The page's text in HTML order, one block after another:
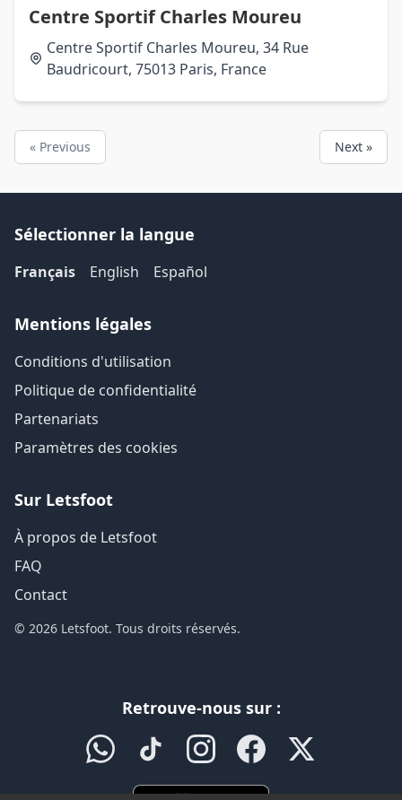
Centre Sportif Charles Moureu
Centre Sportif Charles Moureu, 34 Rue
Baudricourt, 75013 Paris, France
« Previous Next »
Sélectionner la langue
Français English Español
Mentions légales
Conditions d'utilisation
Politique de confidentialité
Partenariats
Paramètres des cookies
Sur Letsfoot
À propos de Letsfoot
FAQ
Contact
© 2026 Letsfoot. Tous droits réservés.
Retrouve-nous sur :